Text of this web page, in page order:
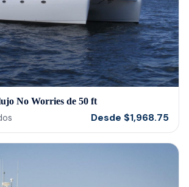
No Worries de 50 ft
Desde $1,968.75